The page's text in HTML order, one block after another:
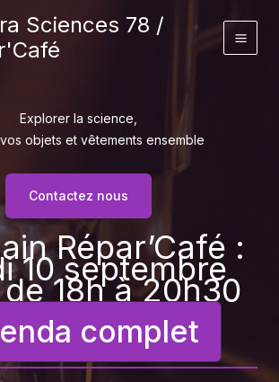
Sciences 78 /
Explorer la science,
objets et vêtements ensemble
Contactez nous
Répar’Café :
10 septembre
18h à 20h30
complet